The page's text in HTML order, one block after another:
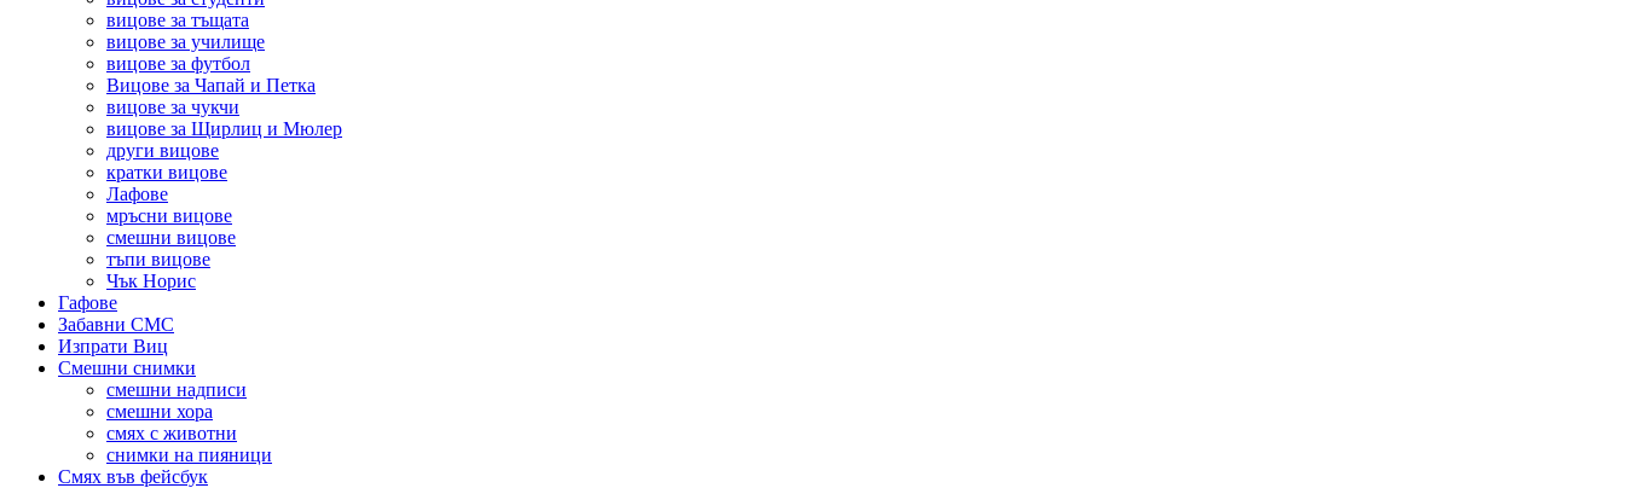
вицове за тъщата
вицове за училище
вицове за футбол
Вицове за Чапай и Петка
вицове за чукчи
вицове за Щирлиц и Мюлер
други вицове
кратки вицове
Лафове
мръсни вицове
смешни вицове
тъпи вицове
Чък Норис
Гафове
Забавни СМС
Изпрати Виц
Смешни снимки
смешни надписи
смешни хора
смях с животни
снимки на пияници
Смях във фейсбук